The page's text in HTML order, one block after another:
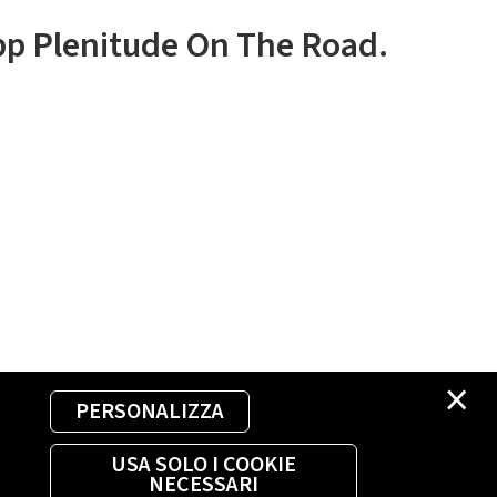
×
PERSONALIZZA
USA SOLO I COOKIE
NECESSARI
Plenitude On The Road.